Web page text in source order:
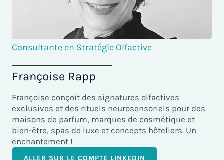
Consultante en Stratégie Olfactive
Françoise Rapp
Françoise conçoit des signatures olfactives
exclusives et des rituels neurosensoriels pour des
maisons de parfum, marques de cosmétique et
bien-être, spas de luxe et concepts hôteliers. Un
enchantement !
ALLER SUR LE COMPTE LINKEDIN